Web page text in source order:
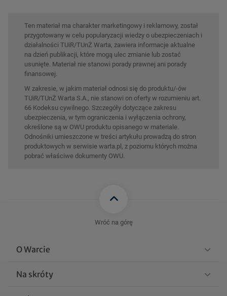
Ten materiał ma charakter marketingowy i reklamowy, został
przygotowany w celu popularyzacji wiedzy o ubezpieczeniach i
działalności TUiR/TUnŻ Warta, zawiera informacje aktualne
na dzień publikacji, które mogą ulec zmianie lub zostać
usunięte. Materiał nie stanowi porady prawnej ani porady
finansowej.
W zakresie, w jakim materiał odnosi się do produktu/-ów
TUiR/TUnŻ Warta S.A., nie stanowi on oferty w rozumieniu art.
66 Kodeksu cywilnego. Szczegóły dotyczące zakresu
ubezpieczenia, w tym ograniczenia i wyłączenia ochrony,
określone są w OWU produktu opisanego w materiale.
Odnośniki umieszczone w treści artykułu prowadzą do stron
produktowych w serwisie warta.pl, z poziomu których można
pobrać właściwe dokumenty OWU.
Wróć na górę
O Warcie
Na skróty